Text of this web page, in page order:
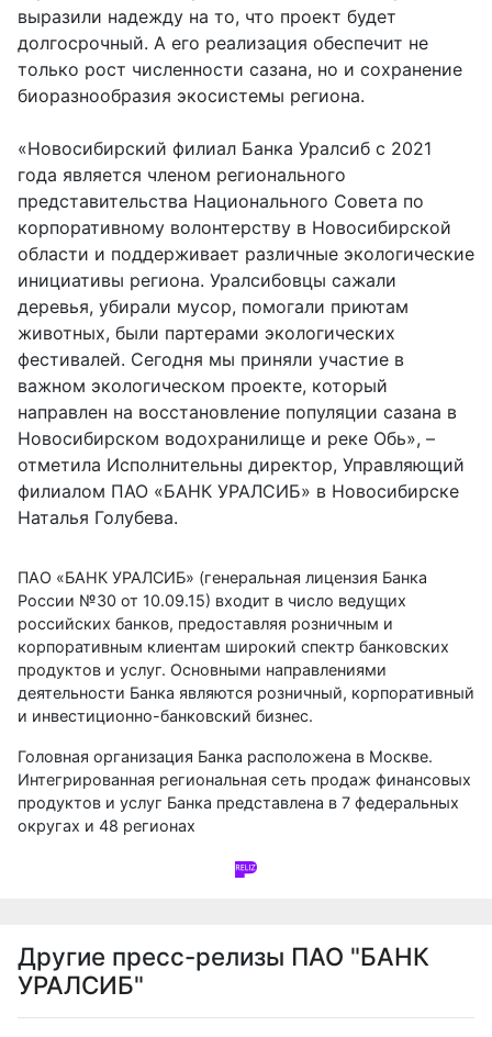
выразили надежду на то, что проект будет
долгосрочный. А его реализация обеспечит не
только рост численности сазана, но и сохранение
биоразнообразия экосистемы региона.
«Новосибирский филиал Банка Уралсиб с 2021
года является членом регионального
представительства Национального Совета по
корпоративному волонтерству в Новосибирской
области и поддерживает различные экологи­ческие
инициативы региона. Уралсибовцы сажали
деревья, убирали мусор, помогали приютам
животных, были партерами экологических
фестивалей. Сегодня мы приняли участие в
важном экологическом проекте, который
направлен на восстановление популяции сазана в
Новосибирском водохра­нилище и реке Обь», –
отметила Исполнительны директор, Управляющий
филиалом ПАО «БАНК УРАЛСИБ» в Новосибирске
Наталья Голубева.
ПАО «БАНК УРАЛСИБ» (генеральная лицензия Банка
России №30 от 10.09.15) входит в число ведущих
российских банков, предоставляя розничным и
корпоративным клиентам широкий спектр банковских
продуктов и услуг. Основными направлениями
деятельности Банка являются розничный, корпоративный
и инвестиционно-банковский бизнес.
Головная организация Банка расположена в Москве.
Интегрированная региональная сеть продаж финансовых
продуктов и услуг Банка представлена в 7 федеральных
округах и 48 регионах
Другие пресс-релизы ПАО "БАНК
УРАЛСИБ"